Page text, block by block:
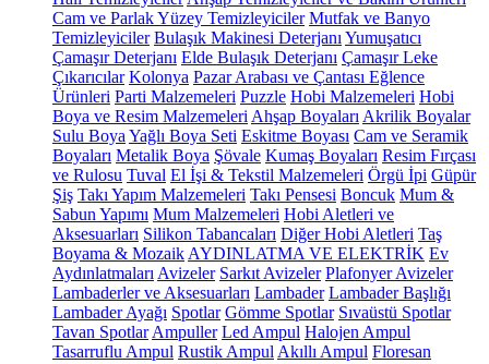
Cam ve Parlak Yüzey Temizleyiciler Mutfak ve Banyo
Temizleyiciler Bulaşık Makinesi Deterjanı Yumuşatıcı
Çamaşır Deterjanı Elde Bulaşık Deterjanı Çamaşır Leke
Çıkarıcılar Kolonya Pazar Arabası ve Çantası Eğlence
Ürünleri Parti Malzemeleri Puzzle Hobi Malzemeleri Hobi
Boya ve Resim Malzemeleri Ahşap Boyaları Akrilik Boyalar
Sulu Boya Yağlı Boya Seti Eskitme Boyası Cam ve Seramik
Boyaları Metalik Boya Şövale Kumaş Boyaları Resim Fırçası
ve Rulosu Tuval El İşi & Tekstil Malzemeleri Örgü İpi Güpür
Şiş Takı Yapım Malzemeleri Takı Pensesi Boncuk Mum &
Sabun Yapımı Mum Malzemeleri Hobi Aletleri ve
Aksesuarları Silikon Tabancaları Diğer Hobi Aletleri Taş
Boyama & Mozaik AYDINLATMA VE ELEKTRİK Ev
Aydınlatmaları Avizeler Sarkıt Avizeler Plafonyer Avizeler
Lambaderler ve Aksesuarları Lambader Lambader Başlığı
Lambader Ayağı Spotlar Gömme Spotlar Sıvaüstü Spotlar
Tavan Spotlar Ampuller Led Ampul Halojen Ampul
Tasarruflu Ampul Rustik Ampul Akıllı Ampul Floresan